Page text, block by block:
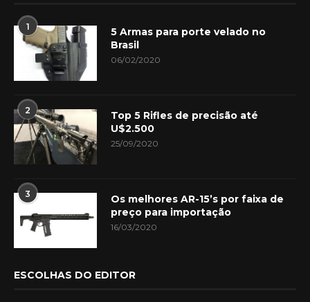
1
5 Armas para porte velado no
Brasil
06/02/2020
2
Top 5 Rifles de precisão até
U$2.500
25/09/2020
3
Os melhores AR-15’s por faixa de
preço para importação
16/03/2020
ESCOLHAS DO EDITOR